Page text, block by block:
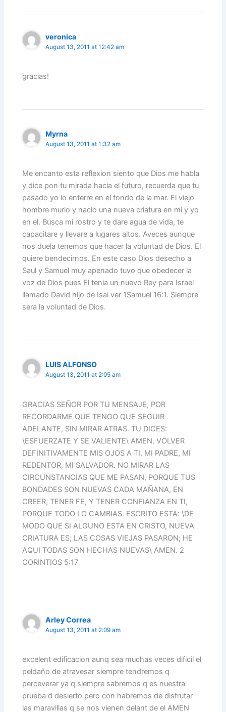
veronica
August 13, 2011 at 12:42 am
gracias!
Myrna
August 13, 2011 at 1:32 am
Me encanto esta reflexion siento que Dios me habla
y dice pon tu mirada hacia el futuro, recuerda que tu
pasado yo lo enterre en el fondo de la mar. El viejo
hombre murio y nacio una nueva criatura en mi y yo
en el. Busca mi rostro y te dare agua de vida, te
capacitare y llevare a lugares altos. Aveces aunque
nos duela tenemos que hacer la voluntad de Dios. El
quiere bendecirnos. En este caso Dios desecho a
Saul y Samuel muy apenado tuvo que obedecer la
voz de Dios pues El tenia un nuevo Rey para Israel
llamado David hijo de Isai ver 1Samuel 16:1. Siempre
sera la voluntad de Dios.
LUIS ALFONSO
August 13, 2011 at 2:05 am
GRACIAS SEÑOR POR TU MENSAJE, POR
RECORDARME QUE TENGO QUE SEGUIR
ADELANTE, SIN MIRAR ATRAS. TU DICES:
\ESFUERZATE Y SE VALIENTE\ AMEN. VOLVER
DEFINITIVAMENTE MIS OJOS A TI, MI PADRE, MI
REDENTOR, MI SALVADOR. NO MIRAR LAS
CIRCUNSTANCIAS QUE ME PASAN, PORQUE TUS
BONDADES SON NUEVAS CADA MAÑANA, EN
CREER, TENER FE, Y TENER CONFIANZA EN TI,
PORQUE TODO LO CAMBIAS. ESCRITO ESTA: \DE
MODO QUE SI ALGUNO ESTA EN CRISTO, NUEVA
CRIATURA ES; LAS COSAS VIEJAS PASARON; HE
AQUI TODAS SON HECHAS NUEVAS\ AMEN. 2
CORINTIOS 5:17
Arley Correa
August 13, 2011 at 2:09 am
excelent edificacion aunq sea muchas veces dificil el
peldaño de atravesar siempre tendremos q
perceverar ya q siempre sabremos q es nuestra
prueba d desierto pero con habremos de disfrutar
las maravillas q se nos vienen delant de el AMEN